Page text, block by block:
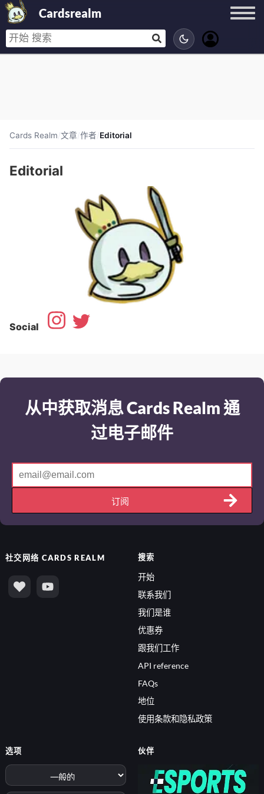
Cardsrealm
Cards Realm/文章/作者/Editorial
Editorial
Social
从中获取消息 Cards Realm 通
过电子邮件
订阅
社交网络 CARDS REALM 搜索
开始
联系我们
我们是谁
优惠券
跟我们工作
API reference
FAQs
地位
使用条款和隐私政策
选项 伙伴